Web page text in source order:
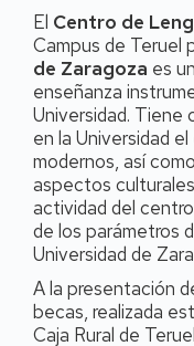
El Centro de
Campus de Teruel
de Zaragoza es
enseñanza
Universidad. Tiene
en la Universidad
modernos, así
aspectos
actividad del
de los parámetros
Universidad de
A la presentación
becas, realizada
Caja Rural de